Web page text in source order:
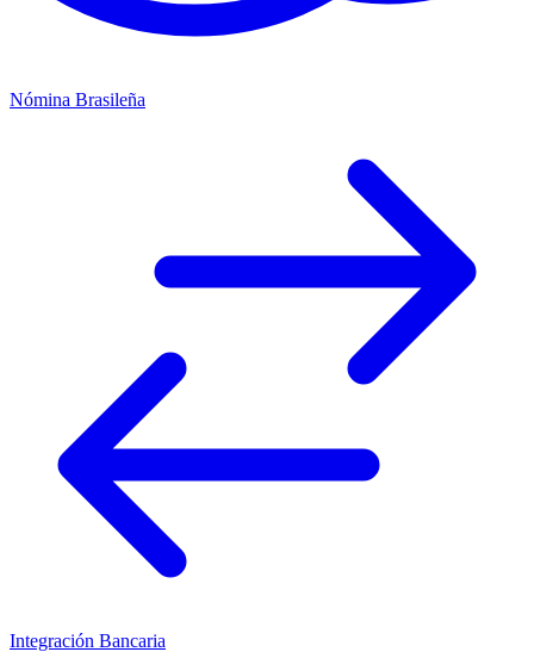
Nómina Brasileña
Integración Bancaria